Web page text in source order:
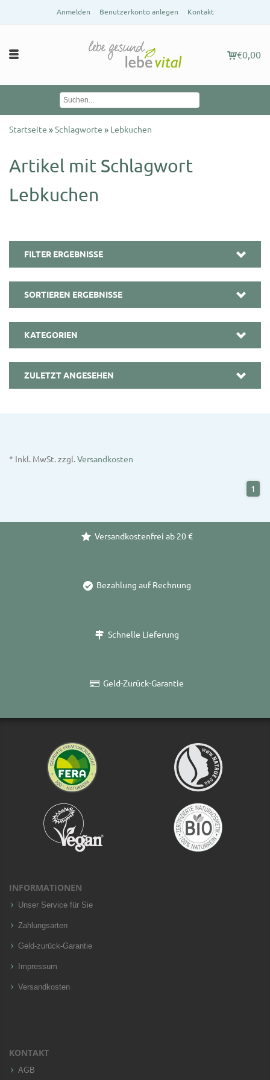
Anmelden Benutzerkonto anlegen Kontakt
€0,00
Startseite »Schlagworte » Lebkuchen
Artikel mit Schlagwort
Lebkuchen
FILTER ERGEBNISSE
SORTIEREN ERGEBNISSE
KATEGORIEN
ZULETZT ANGESEHEN
* Inkl. MwSt. zzgl.Versandkosten
1
Versandkostenfrei ab 20 €
Bezahlung auf Rechnung
Schnelle Lieferung
Geld-Zurück-Garantie
INFORMATIONEN
Unser Service für Sie
Zahlungsarten
Geld-zurück-Garantie
Impressum
Versandkosten
KONTAKT
AGB